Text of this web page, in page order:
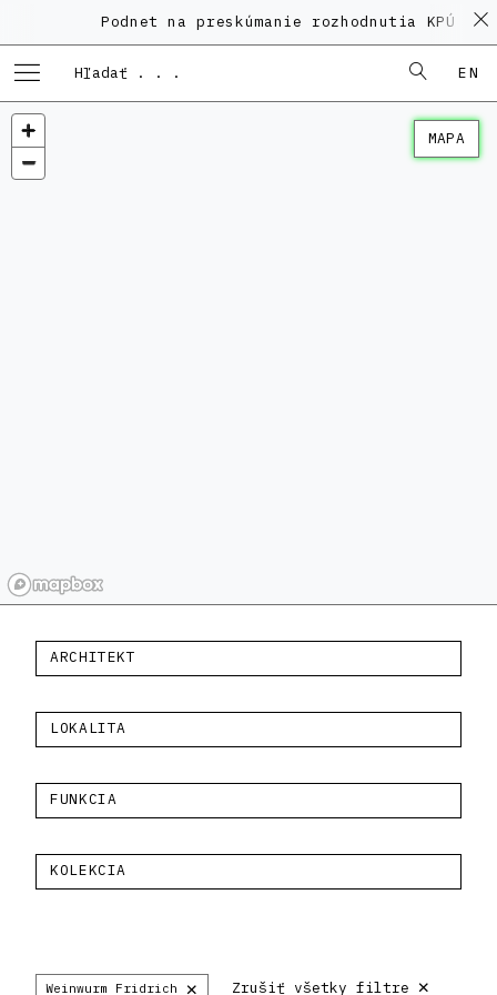
Podnet na preskúmanie rozhodnutia KPÚ
EN
MAPA
ARCHITEKT
LOKALITA
FUNKCIA
KOLEKCIA
Weinwurm Fridrich × Zrušiť všetky filtre ×